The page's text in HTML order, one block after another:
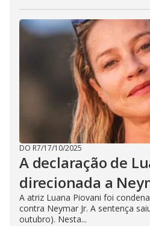
DO R7/17/10/2025
A declaração de
direcionada a
A atriz Luana Piovani foi
contra Neymar Jr. A sentença
outubro). Nesta...